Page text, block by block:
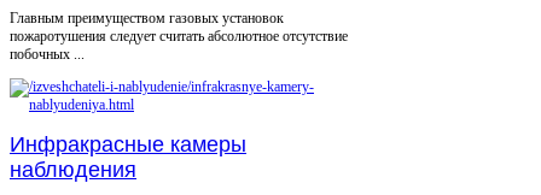
Главным преимуществом газовых установок
пожаротушения следует считать абсолютное отсутствие
побочных ...
Инфракрасные камеры
наблюдения